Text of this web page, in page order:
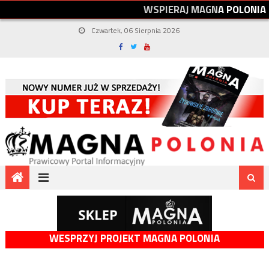
WSPIERAJMAGNAPOLONIA
Czwartek, 06 Sierpnia 2026
WESPRZYJ PROJEKT MAGNA POLONIA